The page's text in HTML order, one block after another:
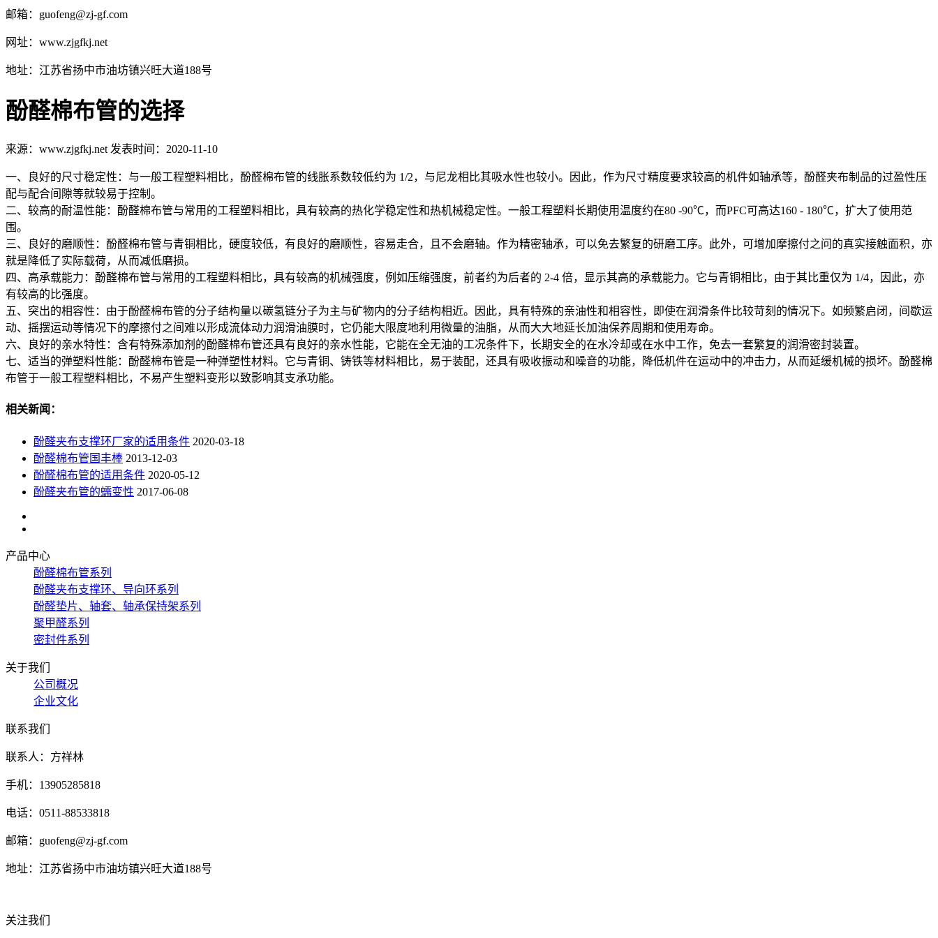
邮箱：guofeng@zj-gf.com
网址：www.zjgfkj.net
地址：江苏省扬中市油坊镇兴旺大道188号
酚醛棉布管的选择
来源：www.zjgfkj.net 发表时间：2020-11-10
一、良好的尺寸稳定性：与一般工程塑料相比，酚醛棉布管的线胀系数较低约为 1/2，与尼龙相比其吸水性也较小。因此，作为尺寸精度要求较高的机件如轴承等，酚醛夹布制品的过盈性压
配与配合间隙等就较易于控制。
二、较高的耐温性能：酚醛棉布管与常用的工程塑料相比，具有较高的热化学稳定性和热机械稳定性。一般工程塑料长期使用温度约在80 -90℃，而PFC可高达160 - 180℃，扩大了使用范
围。
三、良好的磨顺性：酚醛棉布管与青铜相比，硬度较低，有良好的磨顺性，容易走合，且不会磨轴。作为精密轴承，可以免去繁复的研磨工序。此外，可增加摩擦付之问的真实接触面积，亦
就是降低了实际载荷，从而减低磨损。
四、高承载能力：酚醛棉布管与常用的工程塑料相比，具有较高的机械强度，例如压缩强度，前者约为后者的 2-4 倍，显示其高的承载能力。它与青铜相比，由于其比重仅为 1/4，因此，亦
有较高的比强度。
五、突出的相容性：由于酚醛棉布管的分子结构量以碳氢链分子为主与矿物内的分子结构相近。因此，具有特殊的亲油性和相容性，即使在润滑条件比较苛刻的情况下。如频繁启闭，间歇运
动、摇摆运动等情况下的摩擦付之间难以形成流体动力润滑油膜时，它仍能大限度地利用微量的油脂，从而大大地延长加油保养周期和使用寿命。
六、良好的亲水特性：含有特殊添加剂的酚醛棉布管还具有良好的亲水性能，它能在全无油的工况条件下，长期安全的在水冷却或在水中工作，免去一套繁复的润滑密封装置。
七、适当的弹塑料性能：酚醛棉布管是一种弹塑性材料。它与青铜、铸铁等材料相比，易于装配，还具有吸收振动和噪音的功能，降低机件在运动中的冲击力，从而延缓机械的损坏。酚醛棉
布管于一般工程塑料相比，不易产生塑料变形以致影响其支承功能。
相关新闻：
酚醛夹布支撑环厂家的适用条件 2020-03-18
酚醛棉布管国丰棒 2013-12-03
酚醛棉布管的适用条件 2020-05-12
酚醛夹布管的蠕变性 2017-06-08
产品中心
酚醛棉布管系列
酚醛夹布支撑环、导向环系列
酚醛垫片、轴套、轴承保持架系列
聚甲醛系列
密封件系列
关于我们
公司概况
企业文化
联系我们
联系人：方祥林
手机：13905285818
电话：0511-88533818
邮箱：guofeng@zj-gf.com
地址：江苏省扬中市油坊镇兴旺大道188号
关注我们